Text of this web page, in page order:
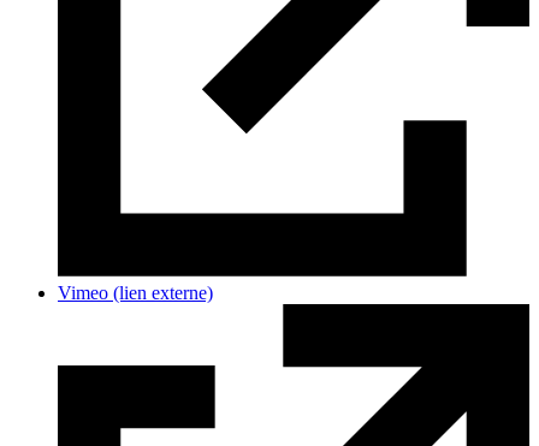
Vimeo (lien externe)